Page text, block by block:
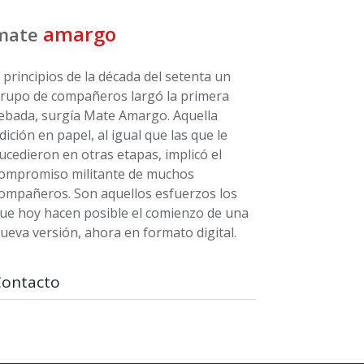
amargo
principios de la década del setenta un
de compañeros largó la primera
surgía Mate Amargo. Aquella
en papel, al igual que las que le
en otras etapas, implicó el
militante de muchos
Son aquellos esfuerzos los
hoy hacen posible el comienzo de una
versión, ahora en formato digital.